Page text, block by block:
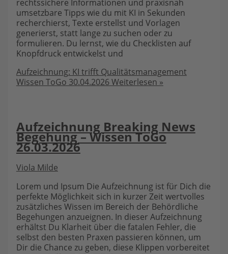
rechtssichere Informationen und praxisnah
umsetzbare Tipps wie du mit KI in Sekunden
recherchierst, Texte erstellst und Vorlagen
generierst, statt lange zu suchen oder zu
formulieren. Du lernst, wie du Checklisten auf
Knopfdruck entwickelst und
Aufzeichnung: KI trifft Qualitätsmanagement
Wissen ToGo 30.04.2026Weiterlesen »
Aufzeichnung Breaking News
Begehung – Wissen ToGo
26.03.2026
Viola Milde
Lorem und Ipsum Die Aufzeichnung ist für Dich die
perfekte Möglichkeit sich in kurzer Zeit wertvolles
zusätzliches Wissen im Bereich der Behördliche
Begehungen anzueignen. In dieser Aufzeichnung
erhältst Du Klarheit über die fatalen Fehler, die
selbst den besten Praxen passieren können, um
Dir die Chance zu geben, diese Klippen vorbereitet